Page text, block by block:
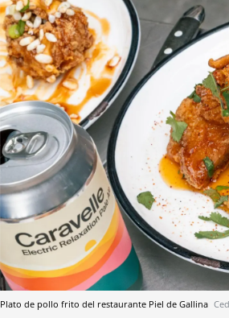
Plato de pollo frito del restaurante Piel de Gallina